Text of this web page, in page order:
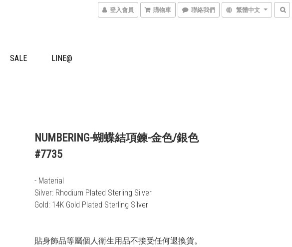
登入會員 購物車 聯絡我們 繁體中文
SALE LINE@
NUMBERING-蝴蝶結項鍊-金色/銀色
#7735
- Material
Silver: Rhodium Plated Sterling Silver
Gold: 14K Gold Plated Sterling Silver
貼身飾品等屬個人衛生用品不接受任何退換貨。